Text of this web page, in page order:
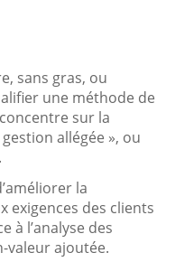
sans gras, ou
une méthode de
sur la
allégée », ou
la
exigences des clients
à l’analyse des
valeur ajoutée.